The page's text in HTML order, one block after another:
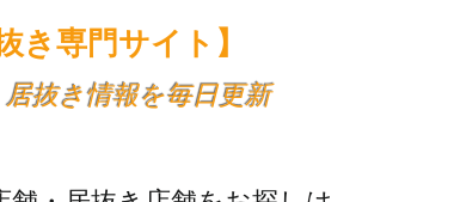
き専門サイト】
抜き情報を毎日更新